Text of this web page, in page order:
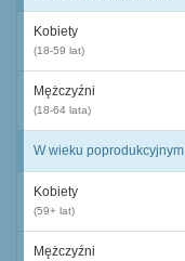
Kobiety
(18-59 lat)
Mężczyźni
(18-64 lata)
W wieku poprodukcyjnym
Kobiety
(59+ lat)
Mężczyźni